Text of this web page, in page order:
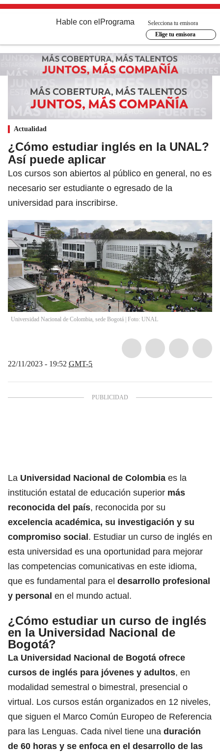
Hable con el Programa
Selecciona tu emisora
Elige tu emisora
Actualidad
¿Cómo estudiar inglés en la UNAL?
Así puede aplicar
Los cursos son abiertos al público en general, no es
necesario ser estudiante o egresado de la
universidad para inscribirse.
Universidad Nacional de Colombia, sede Bogotá | Foto: UNAL
22/11/2023 - 19:52 GMT-5
La Universidad Nacional de Colombia es la
institución estatal de educación superior más
reconocida del país, reconocida por su
excelencia académica, su investigación y su
compromiso social . Estudiar un curso de inglés en
esta universidad es una oportunidad para mejorar
las competencias comunicativas en este idioma,
que es fundamental para el desarrollo profesional
y personal en el mundo actual.
¿Cómo estudiar un curso de inglés
en la Universidad Nacional de
Bogotá?
La Universidad Nacional de Bogotá ofrece
cursos de inglés para jóvenes y adultos, en
modalidad semestral o bimestral, presencial o
virtual. Los cursos están organizados en 12 niveles,
que siguen el Marco Común Europeo de Referencia
para las Lenguas. Cada nivel tiene una duración
de 60 horas y se enfoca en el desarrollo de las